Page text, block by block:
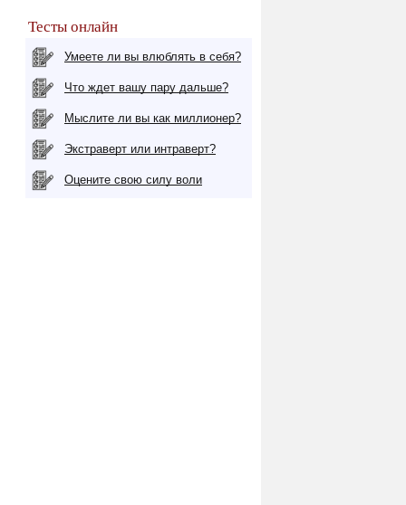
Тесты онлайн
Умеете ли вы влюблять в себя?
Что ждет вашу пару дальше?
Мыслите ли вы как миллионер?
Экстраверт или интраверт?
Оцените свою силу воли